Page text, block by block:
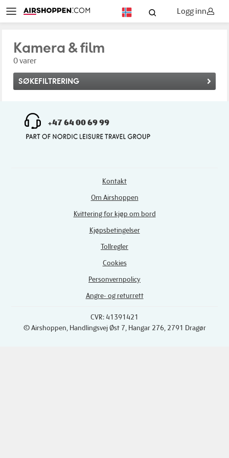
Logg inn
Kamera & film
0 varer
SØKEFILTRERING
+47 64 00 69 99
Kontakt
Om Airshoppen
Kvittering for kjøp om bord
Kjøpsbetingelser
Tollregler
Cookies
Personvernpolicy
Angre- og returrett
CVR: 41391421
© Airshoppen , Handlingsvej Øst 7, Hangar 276, 2791 Dragør